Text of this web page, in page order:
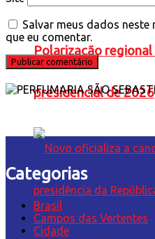
Polarização
presidencial de
Salvar meus dados neste
que eu comentar.
Categorias
Brasil
Campos das Vertentes
Cidade